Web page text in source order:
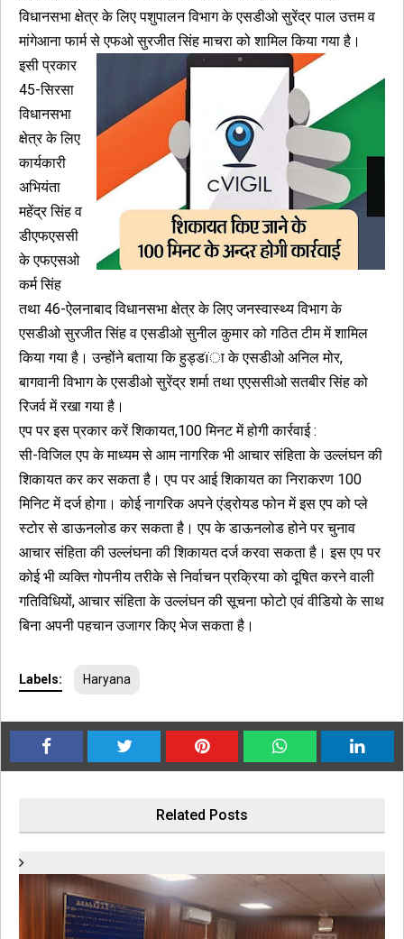
विधानसभा क्षेत्र के लिए पशुपालन विभाग के एसडीओ सुरेंद्र पाल उत्तम व
मांगेआना फार्म से एफओ सुरजीत सिंह माचरा को शामिल किया गया है।
इसी प्रकार
45-सिरसा
विधानसभा
क्षेत्र के लिए
कार्यकारी
अभियंता
महेंद्र सिंह व
डीएफएससी
के एफएसओ
कर्म सिंह
तथा 46-ऐलनाबाद विधानसभा क्षेत्र के लिए जनस्वास्थ्य विभाग के
एसडीओ सुरजीत सिंह व एसडीओ सुनील कुमार को गठित टीम में शामिल
किया गया है। उन्होंने बताया कि हुड्डïा के एसडीओ अनिल मोर,
बागवानी विभाग के एसडीओ सुरेंद्र शर्मा तथा एएससीओ सतबीर सिंह को
रिजर्व में रखा गया है।
एप पर इस प्रकार करें शिकायत,100 मिनट में होगी कार्रवाई :
सी-विजिल एप के माध्यम से आम नागरिक भी आचार संहिता के उल्लंघन की
शिकायत कर कर सकता है। एप पर आई शिकायत का निराकरण 100
मिनिट में दर्ज होगा। कोई नागरिक अपने एंड्रोयड फोन में इस एप को प्ले
स्टोर से डाऊनलोड कर सकता है। एप के डाऊनलोड होने पर चुनाव
आचार संहिता की उल्लंघना की शिकायत दर्ज करवा सकता है। इस एप पर
कोई भी व्यक्ति गोपनीय तरीके से निर्वाचन प्रक्रिया को दूषित करने वाली
गतिविधियों, आचार संहिता के उल्लंघन की सूचना फोटो एवं वीडियो के साथ
बिना अपनी पहचान उजागर किए भेज सकता है।
Labels: Haryana
Related Posts